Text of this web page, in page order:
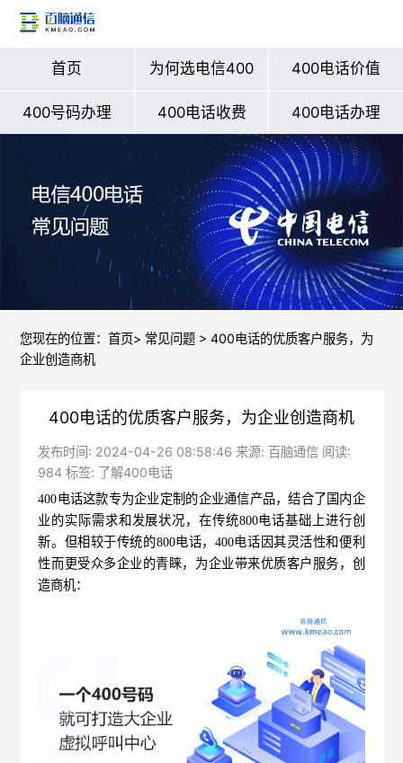
首页 为何选电信400 400电话价值
400号码办理 400电话收费 400电话办理
您现在的位置： 首页> 常见问题> 400电话的优质客户服务，为
企业创造商机
400电话的优质客户服务，为企业创造商机
发布时间: 2024-04-26 08:58:46 来源: 百脑通信 阅读:
984 标签: 了解400电话
400电话这款专为企业定制的企业通信产品，结合了国内企
业的实际需求和发展状况，在传统800电话基础上进行创
新。但相较于传统的800电话，400电话因其灵活性和便利
性而更受众多企业的青睐，为企业带来优质客户服务，创
造商机：